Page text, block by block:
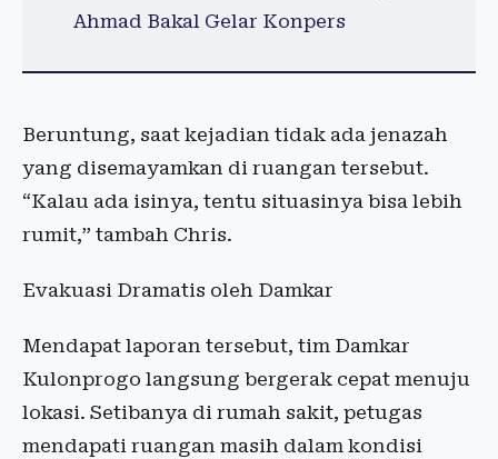
Ahmad Bakal Gelar Konpers
Beruntung, saat kejadian tidak ada jenazah
yang disemayamkan di ruangan tersebut.
“Kalau ada isinya, tentu situasinya bisa lebih
rumit,” tambah Chris.
Evakuasi Dramatis oleh Damkar
Mendapat laporan tersebut, tim Damkar
Kulonprogo langsung bergerak cepat menuju
lokasi. Setibanya di rumah sakit, petugas
mendapati ruangan masih dalam kondisi